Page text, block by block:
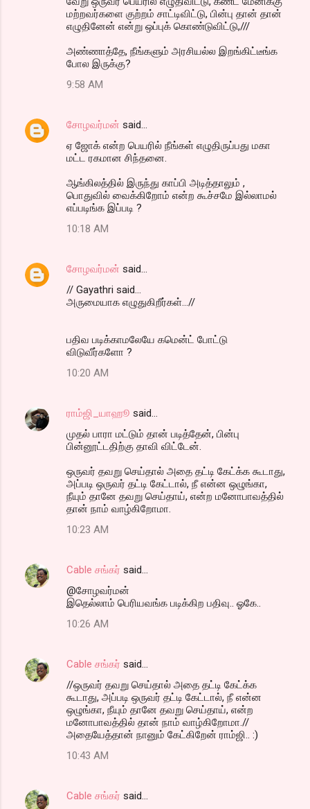
மற்றவர்களை குற்றம் சாட்டிவிட்டு, பின்பு தான் தான்
எழுதினேன் என்று ஒப்புக் கொண்டுவிட்டு,///
அண்ணாத்தே, நீங்களும் அரசியல்ல இறங்கிட்டீங்க
போல இருக்கு?
9:58 AM
சோழவர்மன் said…
ஏ ஜோக் என்ற பெயரில் நீங்கள் எழுதிருப்பது மகா
மட்ட ரகமான சிந்தனை.
ஆங்கிலத்தில் இருந்து காப்பி அடித்தாலும் ,
பொதுவில் வைக்கிறோம் என்ற கூச்சமே இல்லாமல்
எப்படிங்க இப்படி ?
10:18 AM
சோழவர்மன் said…
// Gayathri said...
அருமையாக எழுதுகிறீர்கள்...//
பதிவ படிக்காமலேயே கமென்ட் போட்டு
விடுவீர்களோ ?
10:20 AM
ராம்ஜி_யாஹூ said…
முதல் பாரா மட்டும் தான் படித்தேன், பின்பு
பின்னூட்டதிற்கு தாவி விட்டேன்.
ஒருவர் தவறு செய்தால் அதை தட்டி கேட்க்க கூடாது,
அப்படி ஒருவர் தட்டி கேட்டால், நீ என்ன ஒழுங்கா,
நீயும் தானே தவறு செய்தாய், என்ற மனோபாவத்தில்
தான் நாம் வாழ்கிறோமா.
10:23 AM
Cable சங்கர் said…
@சோழவர்மன்
இதெல்லாம் பெரியவங்க படிக்கிற பதிவு.. ஓகே..
10:26 AM
Cable சங்கர் said…
//ஒருவர் தவறு செய்தால் அதை தட்டி கேட்க்க
கூடாது, அப்படி ஒருவர் தட்டி கேட்டால், நீ என்ன
ஒழுங்கா, நீயும் தானே தவறு செய்தாய், என்ற
மனோபாவத்தில் தான் நாம் வாழ்கிறோமா.//
அதையேத்தான் நானும் கேட்கிறேன் ராம்ஜி.. :)
10:43 AM
Cable சங்கர் said…